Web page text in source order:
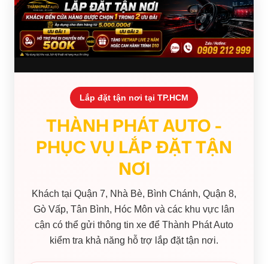
Lắp đặt tận nơi tại TP.HCM
THÀNH PHÁT AUTO -
PHỤC VỤ LẮP ĐẶT TẬN
NƠI
Khách tại Quận 7, Nhà Bè, Bình Chánh, Quận 8,
Gò Vấp, Tân Bình, Hóc Môn và các khu vực lân
cận có thể gửi thông tin xe để Thành Phát Auto
kiểm tra khả năng hỗ trợ lắp đặt tận nơi.